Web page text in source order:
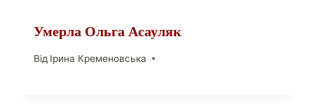
Умерла Ольга Асауляк
Від Ірина Кременовська